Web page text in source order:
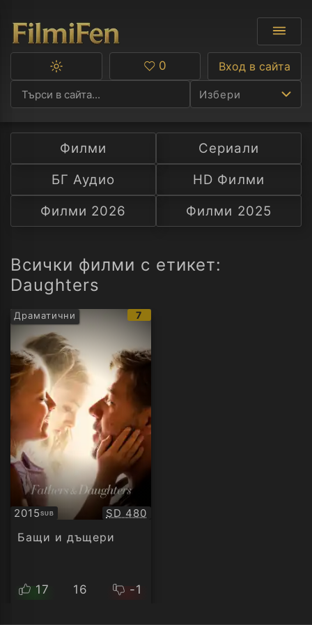
Избери
Ф
С
А
Превключване
тъмна
тема
Любими
0 Вход в сайта
Филми
Сериали
БГ Аудио
HD Филми
Филми 2026
Филми 2025
Всички филми с етикет:
Daughters
Драматични
IMDb
7
2015SUB
Субтитри Качество:
SD 480
Бащи и дъщери
17 16 -1